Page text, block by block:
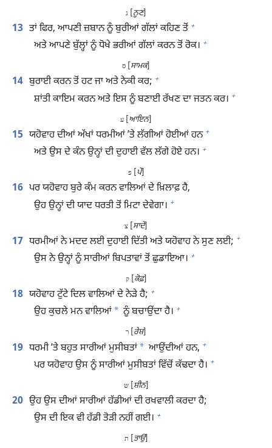
נ ਨੂਣ]
13 ਤਾਂ ਫਿਰ, ਆਪਣੀ ਜ਼ਬਾਨ ਨੂੰ ਬੁਰੀਆਂ ਗੱਲਾਂ ਕਹਿਣ ਤੋਂ +
ਅਤੇ ਆਪਣੇ ਬੁੱਲ੍ਹਾਂ ਨੂੰ ਧੋਖੇ ਭਰੀਆਂ ਗੱਲਾਂ ਕਰਨ ਤੋਂ ਰੋਕ। +
ס ਸਾਮਕ]
14 ਬੁਰਾਈ ਕਰਨ ਤੋਂ ਹਟ ਜਾ ਅਤੇ ਨੇਕੀ ਕਰ; +
ਸ਼ਾਂਤੀ ਕਾਇਮ ਕਰਨ ਅਤੇ ਇਸ ਨੂੰ ਬਣਾਈ ਰੱਖਣ ਦਾ ਜਤਨ ਕਰ। +
ע ਆਇਨ]
15 ਯਹੋਵਾਹ ਦੀਆਂ ਅੱਖਾਂ ਧਰਮੀਆਂ ʼਤੇ ਲੱਗੀਆਂ ਹੋਈਆਂ ਹਨ +
ਅਤੇ ਉਸ ਦੇ ਕੰਨ ਉਨ੍ਹਾਂ ਦੀ ਦੁਹਾਈ ਵੱਲ ਲੱਗੇ ਹੋਏ ਹਨ। +
פ[ ਪੇ]
16 ਪਰ ਯਹੋਵਾਹ ਬੁਰੇ ਕੰਮ ਕਰਨ ਵਾਲਿਆਂ ਦੇ ਖ਼ਿਲਾਫ਼ ਹੈ,
ਉਹ ਉਨ੍ਹਾਂ ਦੀ ਯਾਦ ਧਰਤੀ ਤੋਂ ਮਿਟਾ ਦੇਵੇਗਾ। +
צ ਸਾਦੇ]
17 ਧਰਮੀਆਂ ਨੇ ਮਦਦ ਲਈ ਦੁਹਾਈ ਦਿੱਤੀ ਅਤੇ ਯਹੋਵਾਹ ਨੇ ਸੁਣ ਲਈ; +
ਉਸ ਨੇ ਉਨ੍ਹਾਂ ਨੂੰ ਸਾਰੀਆਂ ਬਿਪਤਾਵਾਂ ਤੋਂ ਛੁਡਾਇਆ। +
ק[ ਕੋਫ਼]
18 ਯਹੋਵਾਹ ਟੁੱਟੇ ਦਿਲ ਵਾਲਿਆਂ ਦੇ ਨੇੜੇ ਹੈ; +
ਉਹ ਕੁਚਲੇ ਮਨ ਵਾਲਿਆਂ * ਨੂੰ ਬਚਾਉਂਦਾ ਹੈ। +
ר [ਰੇਸ਼]
19 ਧਰਮੀ ʼਤੇ ਬਹੁਤ ਸਾਰੀਆਂ ਮੁਸੀਬਤਾਂ * ਆਉਂਦੀਆਂ ਹਨ, +
ਪਰ ਯਹੋਵਾਹ ਉਸ ਨੂੰ ਸਾਰੀਆਂ ਮੁਸੀਬਤਾਂ ਵਿੱਚੋਂ ਕੱਢਦਾ ਹੈ। +
ש[ ਸ਼ੀਨ]
20 ਉਹ ਉਸ ਦੀਆਂ ਸਾਰੀਆਂ ਹੱਡੀਆਂ ਦੀ ਰਖਵਾਲੀ ਕਰਦਾ ਹੈ;
ਉਸ ਦੀ ਇਕ ਵੀ ਹੱਡੀ ਤੋੜੀ ਨਹੀਂ ਗਈ। +
ת ਤਾਉ]